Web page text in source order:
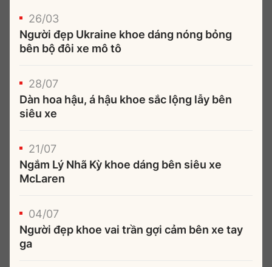
26/03
Người đẹp Ukraine khoe dáng nóng bỏng
bên bộ đôi xe mô tô
28/07
Dàn hoa hậu, á hậu khoe sắc lộng lẫy bên
siêu xe
21/07
Ngắm Lý Nhã Kỳ khoe dáng bên siêu xe
McLaren
04/07
Người đẹp khoe vai trần gợi cảm bên xe tay
ga